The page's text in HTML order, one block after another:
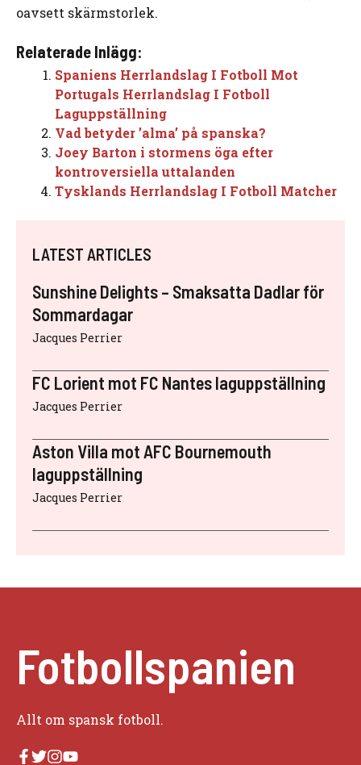
oavsett skärmstorlek.
Relaterade Inlägg:
Spaniens Herrlandslag I Fotboll Mot
Portugals Herrlandslag I Fotboll
Laguppställning
Vad betyder ’alma’ på spanska?
Joey Barton i stormens öga efter
kontroversiella uttalanden
Tysklands Herrlandslag I Fotboll Matcher
LATEST ARTICLES
Sunshine Delights – Smaksatta Dadlar för
Sommardagar
Jacques Perrier
FC Lorient mot FC Nantes laguppställning
Jacques Perrier
Aston Villa mot AFC Bournemouth
laguppställning
Jacques Perrier
Fotbollspanien
Allt om spansk fotboll.